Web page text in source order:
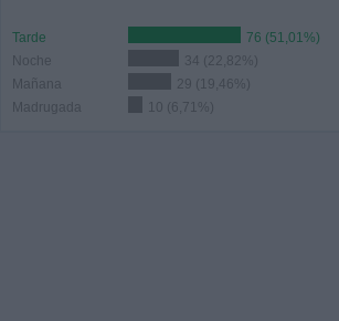
Tarde
76 (51,01%)
Noche
34 (22,82%)
Mañana
29 (19,46%)
Madrugada
10 (6,71%)